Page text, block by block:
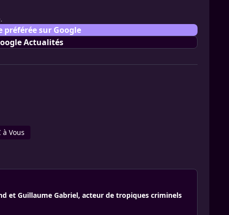
préférée sur Google
Actualités
à Vous
et Guillaume Gabriel, acteur de tropiques criminels